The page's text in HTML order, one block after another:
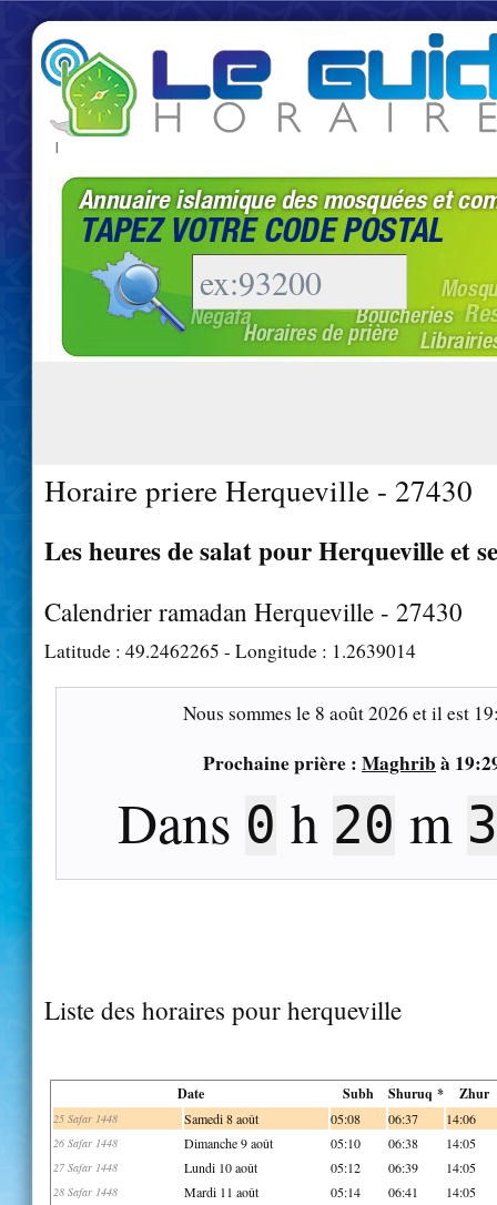
|
Horaire priere Herqueville - 27430
Les heures de salat pour Herqueville et
Calendrier ramadan Herqueville - 27430
Latitude : 49.2462265 - Longitude : 1.2639014
Nous sommes le 8 août 2026 et il est
Prochaine prière : Maghrib à
Dans 0 h 20 m
Liste des horaires pour herqueville
Date Subh Shuruq * Zhur
25 Safar 1448 Samedi 8 août 05:08 06:37 14:06
26 Safar 1448 Dimanche 9 août 05:10 06:38 14:05
27 Safar 1448 Lundi 10 août 05:12 06:39 14:05
28 Safar 1448 Mardi 11 août 05:14 06:41 14:05